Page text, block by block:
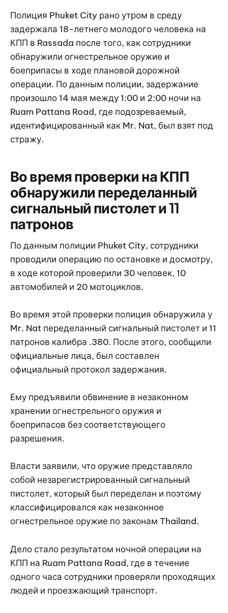
Полиция Phuket City рано утром в среду
задержала 18-летнего молодого человека на
КПП в Rassada после того, как сотрудники
обнаружили огнестрельное оружие и
боеприпасы в ходе плановой дорожной
операции. По данным полиции, задержание
произошло 14 мая между 1:00 и 2:00 ночи на
Ruam Pattana Road, где подозреваемый,
идентифицированный как Mr. Nat, был взят под
стражу.
Во время проверки на КПП
обнаружили переделанный
сигнальный пистолет и 11
патронов
По данным полиции Phuket City, сотрудники
проводили операцию по остановке и досмотру,
в ходе которой проверили 30 человек, 10
автомобилей и 20 мотоциклов.
Во время этой проверки полиция обнаружила у
Mr. Nat переделанный сигнальный пистолет и 11
патронов калибра .380. После этого, сообщили
официальные лица, был составлен
официальный протокол задержания.
Ему предъявили обвинение в незаконном
хранении огнестрельного оружия и
боеприпасов без соответствующего
разрешения.
Власти заявили, что оружие представляло
собой незарегистрированный сигнальный
пистолет, который был переделан и поэтому
классифицировался как незаконное
огнестрельное оружие по законам Thailand.
Дело стало результатом ночной операции на
КПП на Ruam Pattana Road, где в течение
одного часа сотрудники проверяли проходящих
людей и проезжающий транспорт.